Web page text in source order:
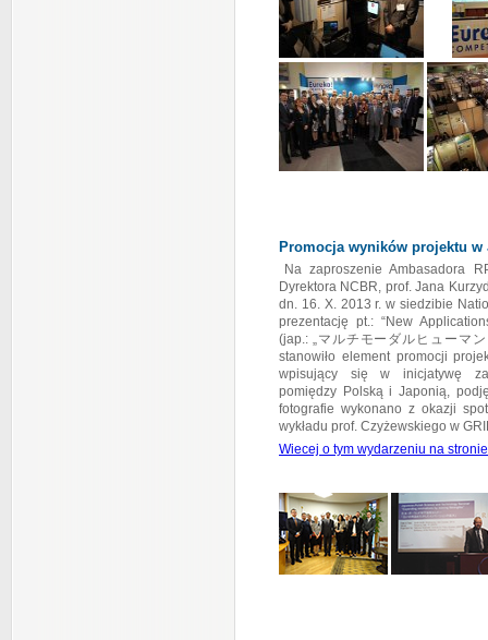
Promocja wyników projektu w
Na zaproszenie Ambasadora
Dyrektora NCBR, prof. Jana
dn. 16. X. 2013 r. w siedzibie
prezentację pt.: “New
(jap.: „マルチモーダルヒューマ
stanowiło element promocji
wpisujący się w inicjatywę
pomiędzy Polską i Japonią,
fotografie wykonano z okazji
wykładu prof. Czyżewskiego w
Wiecej o tym wydarzeniu na